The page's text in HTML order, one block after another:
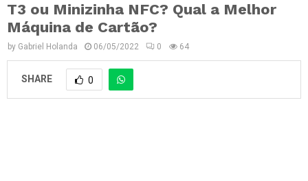
T3 ou Minizinha NFC? Qual a Melhor
Máquina de Cartão?
by Gabriel Holanda 06/05/2022 0 64
SHARE 0